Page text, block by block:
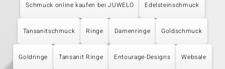
Schmuck online kaufen bei JUWELO Edelsteinschmuck
Tansanitschmuck Ringe Damenringe Goldschmuck
Goldringe Tansanit Ringe Entourage-Designs Websale